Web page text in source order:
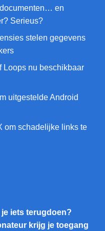
en
Serieus?
stelen gegevens
Loops nu beschikbaar
uitgestelde Android
om schadelijke links te
iets terugdoen?
krijg je toegang